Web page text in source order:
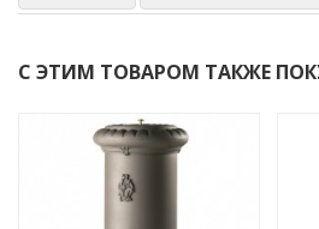
С ЭТИМ ТОВАРОМ ТАКЖЕ